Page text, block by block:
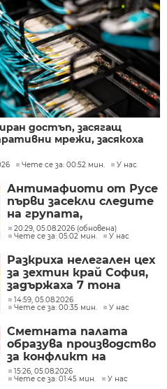
достъп, засягащ
мрежи, засякоха
Чете се за: 00:52 мин. У нас
Антимафиоти от Русе
първи засекли следите
на групата,
произвеждала
фентанил в София
20:29, 05.08.2026 (обновена)
Чете се за: 05:02 мин.
У нас
Разкриха нелегален цех
за зехтин край София,
задържаха 7 тона
продукт без марка
14:59, 05.08.2026
Чете се за: 00:35 мин.
У нас
Сметната палата
образува производство
за конфликт на
интереси при Делян
Пеевски
15:26, 05.08.2026
Чете се за: 01:45 мин.
У нас